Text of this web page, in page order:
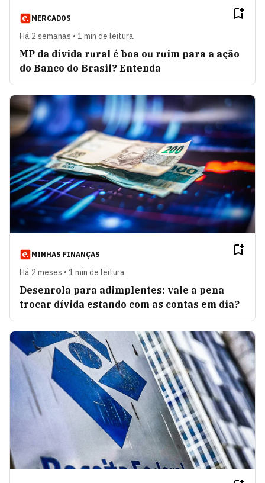
MERCADOS
Há 2 semanas • 1 min de leitura
MP da dívida rural é boa ou ruim para a ação
do Banco do Brasil? Entenda
MINHAS FINANÇAS
Há 2 meses • 1 min de leitura
Desenrola para adimplentes: vale a pena
trocar dívida estando com as contas em dia?